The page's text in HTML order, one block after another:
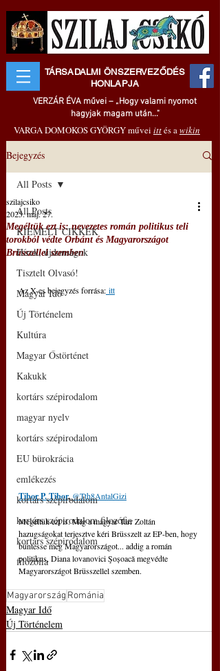
TÁRSADALMI ÖNSZERVEZŐDÉS
HONLAPJA
VERZÁR ÉVA művei – „Hogy valami nyomot
hagyjak magam után..."
VARGA DOMOKOS GYÖRGY művei ittés awikin
Bejegyzés
All Posts
KIEMELT CIKKEK
Hírek, újdonságok
Tisztelt Olvasó!
Magyar Idő
Új Történelem
Kultúra
Magyar Őstörténet
Kakukk
kortárs szépirodalom
magyar nyelv
kortárs szépirodalom
EU bürokrácia
emlékezés
kortárs szépirodalom
kortárs szépirodalom filozófia
kortárs szépirodalom
filozófia
All Posts
Megéltük ezt is: nevezetes román politikus teli
torokból védte Orbánt és Magyarországot
Brüsszellel szemben
szilajcsiko
2025. máj. 27.
Az X-es bejegyzés forrása: itt
Tibor P. Tibor, @Tth8AntalGizi
Megéltük ezt is. Míg a magyar Tarr Zoltán
hazugságokat terjesztve kéri Brüsszelt az EP-ben, hogy
büntesse meg Magyarországot... addig a román
politikus, Diana lovanovici Şoșoacă megvédte
Magyarországot Brüsszellel szemben.
Magyarország Románia
Magyar Idő
Új Történelem